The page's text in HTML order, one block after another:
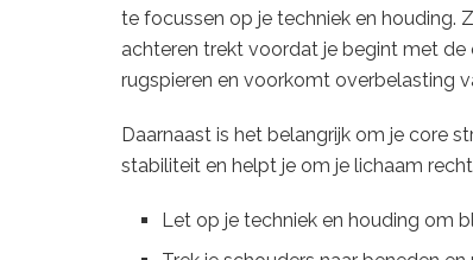
te focussen op je techniek en houding.
achteren trekt voordat je begint met
rugspieren en voorkomt overbelasting
Daarnaast is het belangrijk om je core
stabiliteit en helpt je om je lichaam
Let op je techniek en houding om